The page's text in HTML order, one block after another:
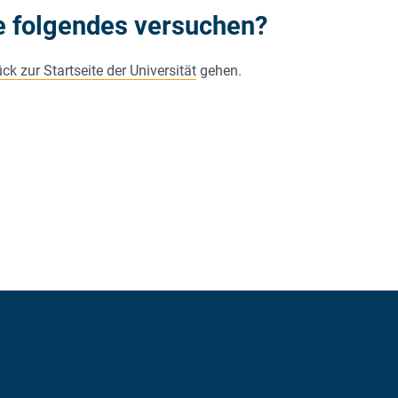
folgendes versuchen?
zur Startseite der Universität gehen.